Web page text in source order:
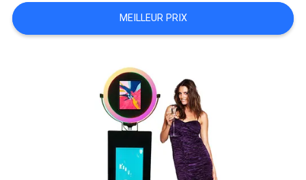
ACTUALITÉS
MEILLEUR PRIX